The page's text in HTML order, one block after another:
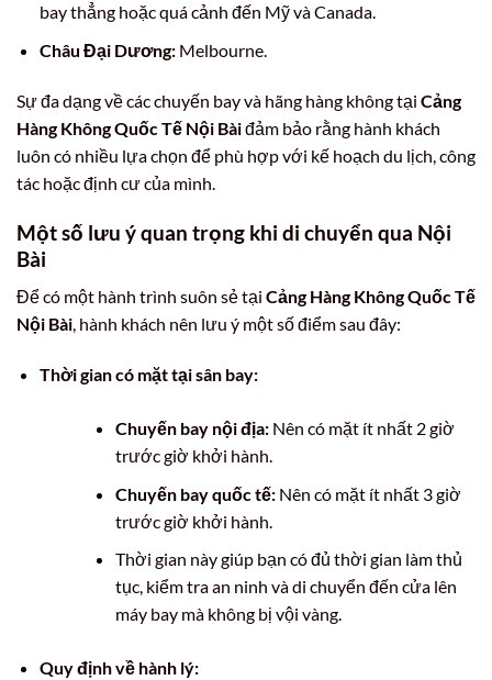
bay thẳng hoặc quá cảnh đến Mỹ và Canada.
Châu Đại Dương:Melbourne.
Sự đa dạng về các chuyến bay và hãng hàng không tại Cảng
Hàng Không Quốc Tế Nội Bàiđảm bảo rằng hành khách
luôn có nhiều lựa chọn để phù hợp với kế hoạch du lịch, công
tác hoặc định cư của mình.
Một số lưu ý quan trọng khi di chuyển qua Nội
Bài
Để có một hành trình suôn sẻ tại Cảng Hàng Không Quốc Tế
Nội Bài, hành khách nên lưu ý một số điểm sau đây:
Thời gian có mặt tại sân bay:
Chuyến bay nội địa:Nên có mặt ít nhất 2 giờ
trước giờ khởi hành.
Chuyến bay quốc tế:Nên có mặt ít nhất 3 giờ
trước giờ khởi hành.
Thời gian này giúp bạn có đủ thời gian làm thủ
tục, kiểm tra an ninh và di chuyển đến cửa lên
máy bay mà không bị vội vàng.
Quy định về hành lý: